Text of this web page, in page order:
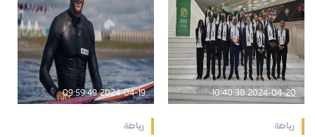
2024-04-20 10:40:38
رياضة
2024-04-19 09:59:49
رياضة